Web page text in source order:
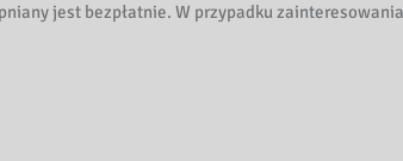
jest bezpłatnie. W przypadku